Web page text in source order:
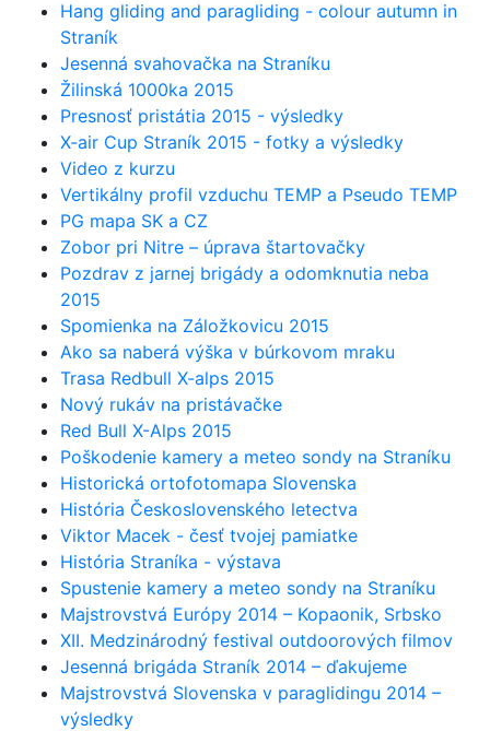
Hang gliding and paragliding - colour autumn in
Straník
Jesenná svahovačka na Straníku
Žilinská 1000ka 2015
Presnosť pristátia 2015 - výsledky
X-air Cup Straník 2015 - fotky a výsledky
Video z kurzu
Vertikálny profil vzduchu TEMP a Pseudo TEMP
PG mapa SK a CZ
Zobor pri Nitre – úprava štartovačky
Pozdrav z jarnej brigády a odomknutia neba
2015
Spomienka na Záložkovicu 2015
Ako sa naberá výška v búrkovom mraku
Trasa Redbull X-alps 2015
Nový rukáv na pristávačke
Red Bull X-Alps 2015
Poškodenie kamery a meteo sondy na Straníku
Historická ortofotomapa Slovenska
História Československého letectva
Viktor Macek - česť tvojej pamiatke
História Straníka - výstava
Spustenie kamery a meteo sondy na Straníku
Majstrovstvá Európy 2014 – Kopaonik, Srbsko
XII. Medzinárodný festival outdoorových filmov
Jesenná brigáda Straník 2014 – ďakujeme
Majstrovstvá Slovenska v paraglidingu 2014 –
výsledky